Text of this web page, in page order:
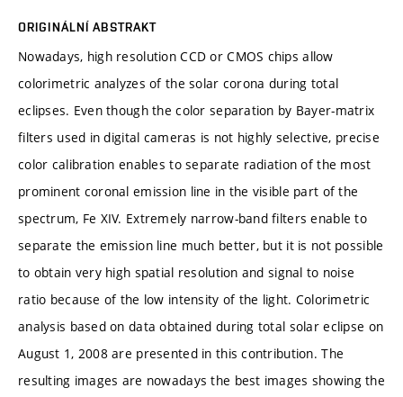
ORIGINÁLNÍ ABSTRAKT
Nowadays, high resolution CCD or CMOS chips allow
colorimetric analyzes of the solar corona during total
eclipses. Even though the color separation by Bayer-matrix
filters used in digital cameras is not highly selective, precise
color calibration enables to separate radiation of the most
prominent coronal emission line in the visible part of the
spectrum, Fe XIV. Extremely narrow-band filters enable to
separate the emission line much better, but it is not possible
to obtain very high spatial resolution and signal to noise
ratio because of the low intensity of the light. Colorimetric
analysis based on data obtained during total solar eclipse on
August 1, 2008 are presented in this contribution. The
resulting images are nowadays the best images showing the